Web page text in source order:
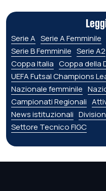
Serie A Serie A Femminile
Serie B Femminile Serie A2
Coppa Italia Coppa della
UEFA Futsal Champions
Nazionale femminile
Campionati Regionali
News istituzionali
Settore Tecnico FIGC